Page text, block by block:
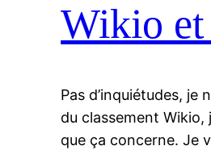
Wikio et
Pas d’inquiétudes,
du classement Wikio,
que ça concerne. Je